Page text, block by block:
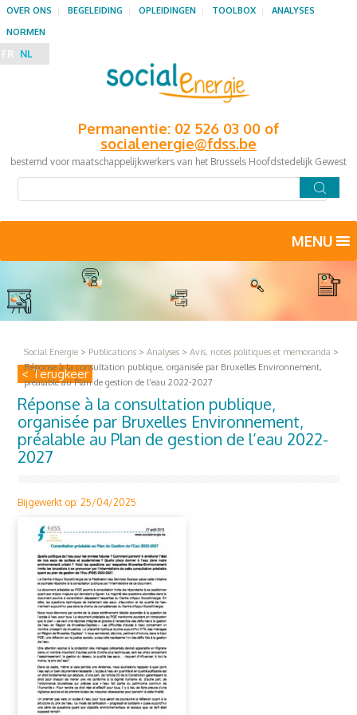
Permanentie: 02 526 03 00 of
socialenergie@fdss.be
bestemd voor maatschappelijkwerkers van het Brussels Hoofdstedelijk Gewest
OVER ONS BEGELEIDING OPLEIDINGEN TOOLBOX
ANALYSES
NORMEN
FR NL
MENU
Social Energie > Publications > Analyses > Avis, notes politiques et memoranda >
Réponse à la consultation publique, organisée par Bruxelles Environnement,
préalable au Plan de gestion de l’eau 2022-2027
< Terugkeer
Réponse à la consultation publique,
organisée par Bruxelles Environnement,
préalable au Plan de gestion de l’eau 2022-
2027
Bijgewerkt op: 25/04/2025